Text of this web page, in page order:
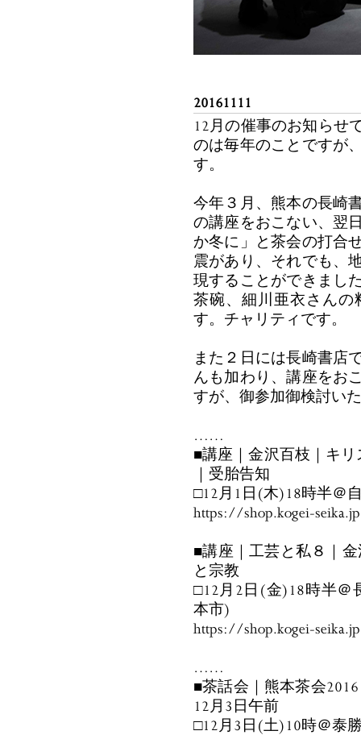
20161111
12月の催事のお知らせ
のは毎年のことですが
す。
今年３月、熊本の長崎
の講座をおこない、翌
か冬に」と茶会の打合
震があり、それでも、
現することができまし
茶碗、細川亜衣さん
す。チャリティです。
また２日には長崎書店
んも加わり、講座をお
すが、御参加御検討い
……
■講座｜金沢百枝｜キ
｜受胎告知
□12月1日(木)18時半＠
https://shop.kogei-
■講座｜工芸と私８｜
と宗教
□12月2日(金)18時半＠
本市)
https://shop.kogei-
……
■茶話会｜熊本茶会
12月3日午前
□12月3日(土)10時＠泰